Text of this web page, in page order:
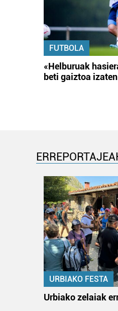
FUTBOLA
«Helburuak
beti gaiztoa
URBIAKO FESTA
Urbiako zelaiak